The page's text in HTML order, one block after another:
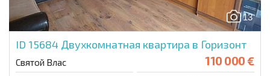
13
ID 15684 Двухкомнатная квартира в Горизонт
Святой Влас 110 000 €